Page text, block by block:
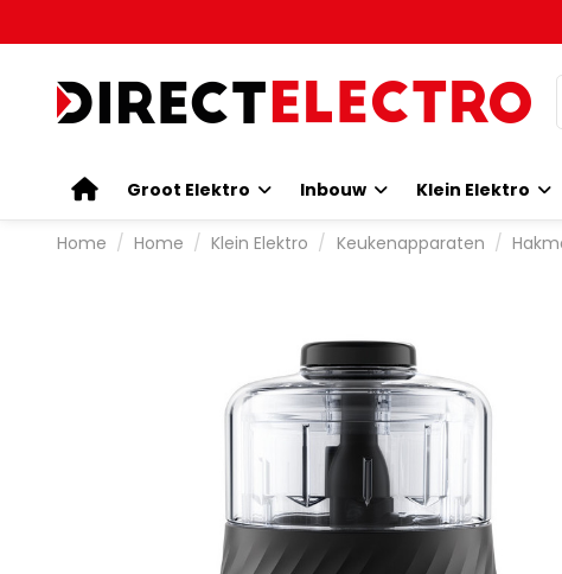
Groot Elektro Inbouw Klein Elektro
Home Home Klein Elektro Keukenapparaten